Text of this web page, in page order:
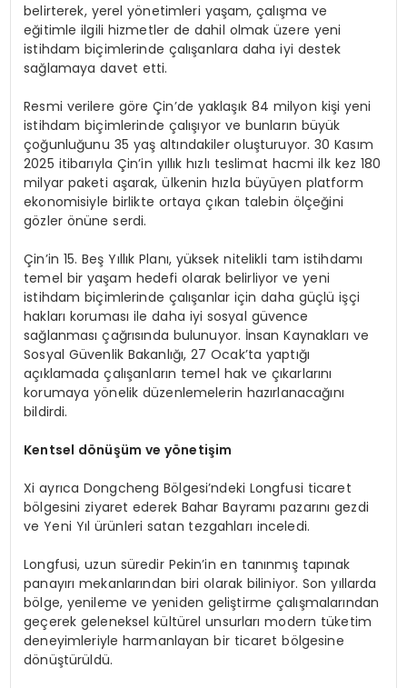
belirterek, yerel yönetimleri yaşam, çalışma ve
eğitimle ilgili hizmetler de dahil olmak üzere yeni
istihdam biçimlerinde çalışanlara daha iyi destek
sağlamaya davet etti.
Resmi verilere göre Çin’de yaklaşık 84 milyon kişi yeni
istihdam biçimlerinde çalışıyor ve bunların büyük
çoğunluğunu 35 yaş altındakiler oluşturuyor. 30 Kasım
2025 itibarıyla Çin’in yıllık hızlı teslimat hacmi ilk kez 180
milyar paketi aşarak, ülkenin hızla büyüyen platform
ekonomisiyle birlikte ortaya çıkan talebin ölçeğini
gözler önüne serdi.
Çin’in 15. Beş Yıllık Planı, yüksek nitelikli tam istihdamı
temel bir yaşam hedefi olarak belirliyor ve yeni
istihdam biçimlerinde çalışanlar için daha güçlü işçi
hakları koruması ile daha iyi sosyal güvence
sağlanması çağrısında bulunuyor. İnsan Kaynakları ve
Sosyal Güvenlik Bakanlığı, 27 Ocak’ta yaptığı
açıklamada çalışanların temel hak ve çıkarlarını
korumaya yönelik düzenlemelerin hazırlanacağını
bildirdi.
Kentsel dönüşüm ve yönetişim
Xi ayrıca Dongcheng Bölgesi’ndeki Longfusi ticaret
bölgesini ziyaret ederek Bahar Bayramı pazarını gezdi
ve Yeni Yıl ürünleri satan tezgahları inceledi.
Longfusi, uzun süredir Pekin’in en tanınmış tapınak
panayırı mekanlarından biri olarak biliniyor. Son yıllarda
bölge, yenileme ve yeniden geliştirme çalışmalarından
geçerek geleneksel kültürel unsurları modern tüketim
deneyimleriyle harmanlayan bir ticaret bölgesine
dönüştürüldü.